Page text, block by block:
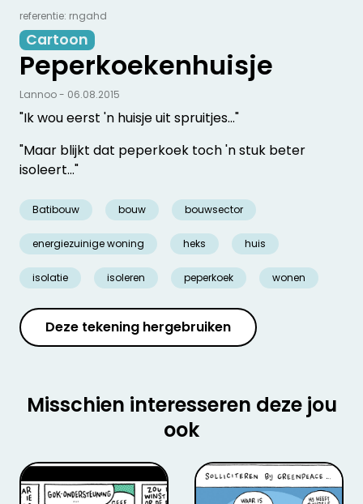
referentie: rngahd
Cartoon
Peperkoekenhuisje
"Ik wou eerst 'n huisje uit spruitjes…"
"Maar blijkt dat peperkoek toch 'n stuk beter
isoleert…"
Batibouw bouw bouwsector
energiezuinige woning heks huis
isolatie isoleren peperkoek wonen
Lannoo - 06.08.2015
Deze tekening hergebruiken
Misschien interesseren deze jou
ook